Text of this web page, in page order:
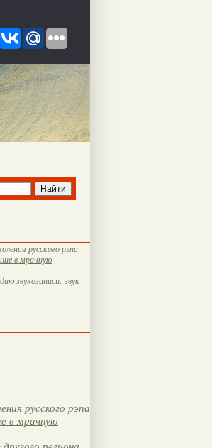
русского рэпа
в мрачную
звукозаписи: звук
русского рэпа
в мрачную